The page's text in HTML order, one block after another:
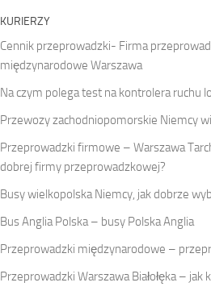
KURIERZY
Cennik przeprowadzki- Firma
międzynarodowe Warszawa
Na czym polega test na kontrolera ruchu
Przewozy zachodniopomorskie Niemcy
Przeprowadzki firmowe – Warszawa
dobrej firmy przeprowadzkowej?
Busy wielkopolska Niemcy, jak dobrze
Bus Anglia Polska – busy Polska Anglia
Przeprowadzki międzynarodowe –
Przeprowadzki Warszawa Białołęka – jak